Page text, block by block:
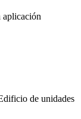
aplicación
de unidades